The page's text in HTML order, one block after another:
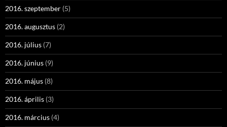
2016. szeptember (5)
2016. augusztus (2)
2016. július (7)
2016. június (9)
2016. május (8)
2016. április (3)
2016. március (4)